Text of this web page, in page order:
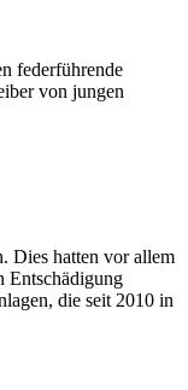
federführende
von jungen
Dies hatten vor allem
Entschädigung
die seit 2010 in